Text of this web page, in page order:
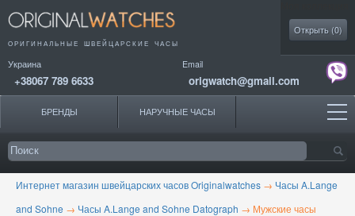
ОРИГИНАЛЬНЫЕ ШВЕЙЦАРСКИЕ ЧАСЫ
Украина
+38067 789 6633
Email
origwatch@gmail.com
Открыть (0)
БРЕНДЫ НАРУЧНЫЕ ЧАСЫ
Интернет магазин швейцарских часов Originalwatches → Часы A.Lange
and Sohne → Часы A.Lange and Sohne Datograph → Мужские часы